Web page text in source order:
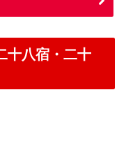
十八宿・二十